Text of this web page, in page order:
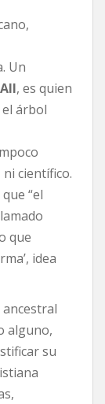
Un
, es quien
el árbol
científico.
“el
que
idea
alguno,
su